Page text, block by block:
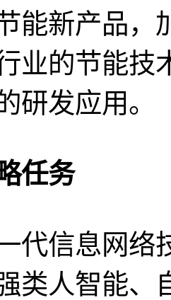
能新产品，
业的节能技
研发应用。
任务
信息网络
类人智能、